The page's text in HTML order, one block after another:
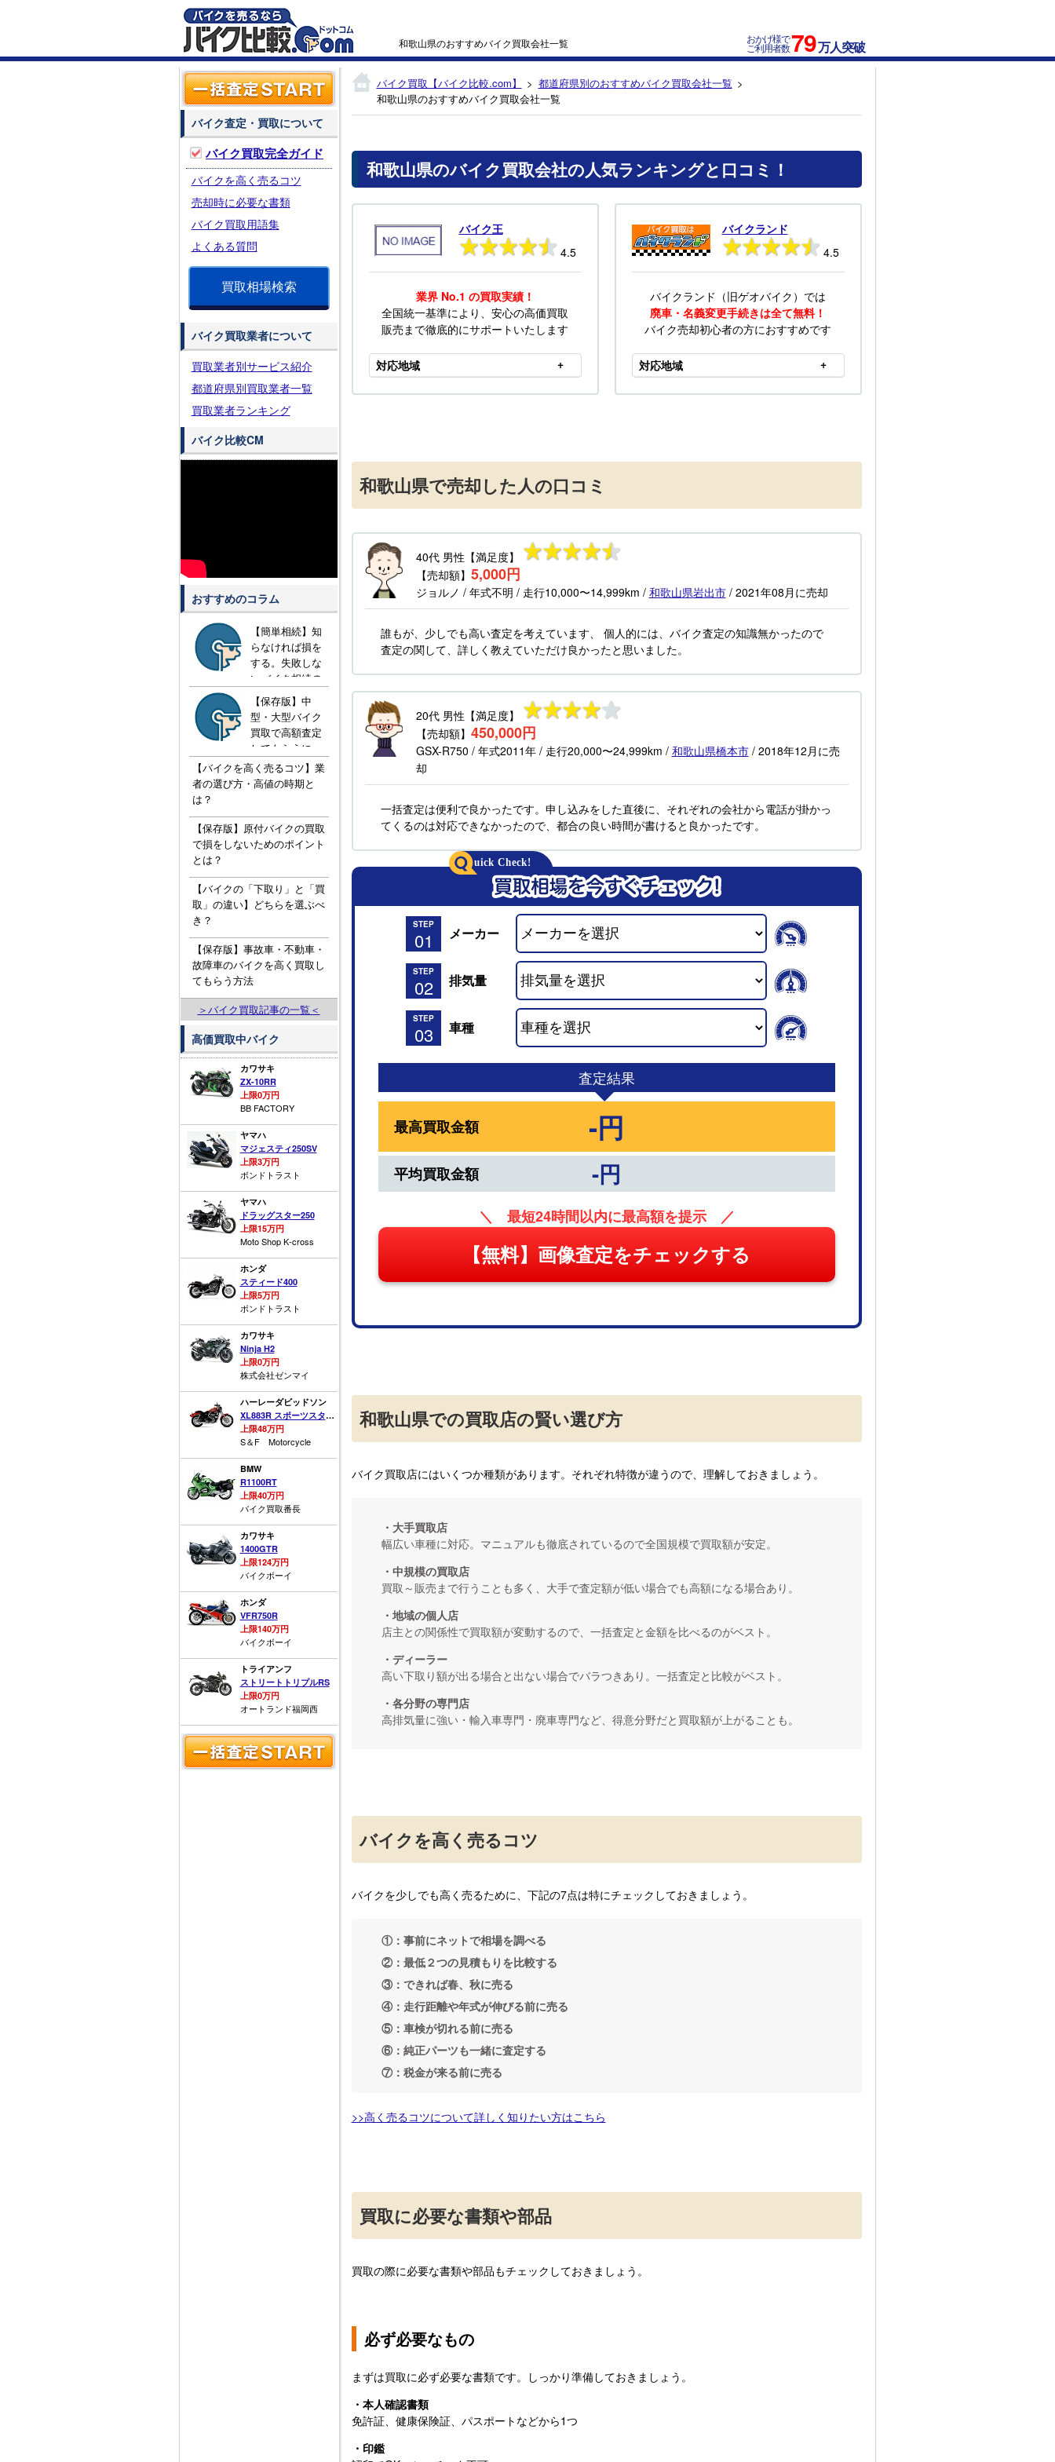
和歌山県のおすすめバイク買取会社一覧 おかげ様で
ご利用者数79万人突破
バイク買取【バイク比較.com】
都道府県別のおすすめバイク買取会社一覧
和歌山県のおすすめバイク買取会社一覧
和歌山県のバイク買取会社の人気ランキングと口コミ！
バイク王
4.5
業界 No.1 の買取実績！
全国統一基準により、安心の高価買取
販売まで徹底的にサポートいたします
対応地域
バイクランド
4.5
バイクランド（旧ゲオバイク）では
廃車・名義変更手続きは全て無料！
バイク売却初心者の方におすすめです
対応地域
和歌山県で売却した人の口コミ
40代 男性 【満足度】
【売却額】 5,000円
ジョルノ / 年式不明 / 走行10,000〜14,999km / 和歌山県岩出市/ 2021年08月 に売却
誰もが、少しでも高い査定を考えています、 個人的には、バイク査定の知識無かったので
査定の関して、詳しく教えていただけ良かったと思いました。
20代 男性 【満足度】
【売却額】 450,000円
GSX-R750 / 年式2011年/ 走行20,000〜24,999km / 和歌山県橋本市/ 2018年12月 に売
却
一括査定は便利で良かったです。申し込みをした直後に、それぞれの会社から電話が掛かっ
てくるのは対応できなかったので、都合の良い時間が書けると良かったです。
STEP
01 メーカー
STEP
02 排気量
STEP
03 車種
査定結果
最高買取金額 -円
平均買取金額 -円
＼ 最短24時間以内に最高額を提示 ／
【無料】画像査定をチェックする
和歌山県での買取店の賢い選び方
バイク買取店にはいくつか種類があります。それぞれ特徴が違うので、理解しておきましょう。
・大手買取店
幅広い車種に対応。マニュアルも徹底されているので全国規模で買取額が安定。
・中規模の買取店
買取～販売まで行うことも多く、大手で査定額が低い場合でも高額になる場合あり。
・地域の個人店
店主との関係性で買取額が変動するので、一括査定と金額を比べるのがベスト。
・ディーラー
高い下取り額が出る場合と出ない場合でバラつきあり。一括査定と比較がベスト。
・各分野の専門店
高排気量に強い・輸入車専門・廃車専門など、得意分野だと買取額が上がることも。
バイクを高く売るコツ
バイクを少しでも高く売るために、下記の7点は特にチェックしておきましょう。
①：事前にネットで相場を調べる
②：最低２つの見積もりを比較する
③：できれば春、秋に売る
④：走行距離や年式が伸びる前に売る
⑤：車検が切れる前に売る
⑥：純正パーツも一緒に査定する
⑦：税金が来る前に売る
>>高く売るコツについて詳しく知りたい方はこちら
買取に必要な書類や部品
買取の際に必要な書類や部品もチェックしておきましょう。
必ず必要なもの
まずは買取に必ず必要な書類です。しっかり準備しておきましょう。
・本人確認書類
免許証、健康保険証、パスポートなどから1つ
・印鑑
バイク査定・買取について
バイク買取完全ガイド
バイクを高く売るコツ
売却時に必要な書類
バイク買取用語集
よくある質問
買取相場検索
バイク買取業者について
買取業者別サービス紹介
都道府県別買取業者一覧
買取業者ランキング
バイク比較CM
おすすめのコラム
【簡単相続】知
らなければ損を
する。失敗しな
いバイク相続の
方法とは？
【保存版】中
型・大型バイク
買取で高額査定
してもらうに
は！？知ってお
きたい３つの知
【バイクを高く売るコツ】業
者の選び方・高値の時期と
は？
【保存版】原付バイクの買取
で損をしないためのポイント
とは？
【バイクの「下取り」と「買
取」の違い】どちらを選ぶべ
き？
【保存版】事故車・不動車・
故障車のバイクを高く買取し
てもらう方法
＞バイク買取記事の一覧＜
高価買取中バイク
カワサキ
ZX-10RR
上限0万円
BB FACTORY
ヤマハ
マジェスティ250SV
上限3万円
ボンドトラスト
ヤマハ
ドラッグスター250
上限15万円
Moto Shop K-cross
ホンダ
スティード400
上限5万円
ボンドトラスト
カワサキ
Ninja H2
上限0万円
株式会社ゼンマイ
ハーレーダビッドソン
XL883R スポーツスター883R
上限48万円
S＆F Motorcycle
BMW
R1100RT
上限40万円
バイク買取番長
カワサキ
1400GTR
上限124万円
バイクボーイ
ホンダ
VFR750R
上限140万円
バイクボーイ
トライアンフ
ストリートトリプルRS
上限0万円
オートランド福岡西